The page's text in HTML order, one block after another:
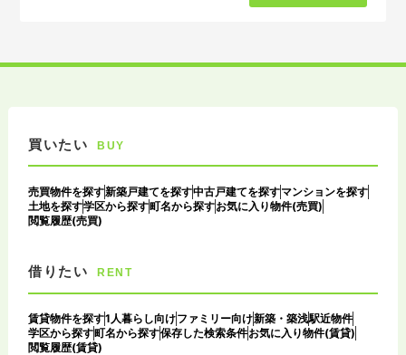
買いたい BUY
売買物件を探す新築戸建てを探す中古戸建てを探すマンションを探す
土地を探す学区から探す町名から探すお気に入り物件(売買)
閲覧履歴(売買)
借りたい RENT
賃貸物件を探す1人暮らし向けファミリー向け新築・築浅駅近物件
学区から探す町名から探す保存した検索条件お気に入り物件(賃貸)
閲覧履歴(賃貸)